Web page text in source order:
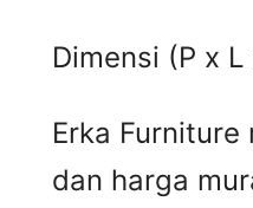
Dimensi (P x
Erka
dan harga